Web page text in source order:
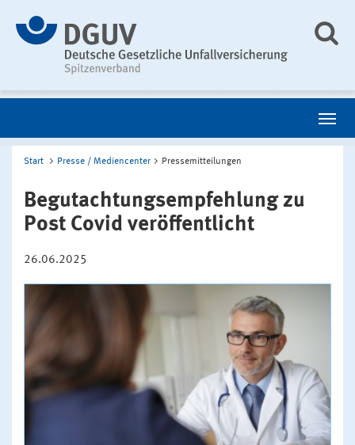
Start Presse / Mediencenter Pressemitteilungen
Begutachtungsempfehlung zu
Post Covid veröffentlicht
26.06.2025